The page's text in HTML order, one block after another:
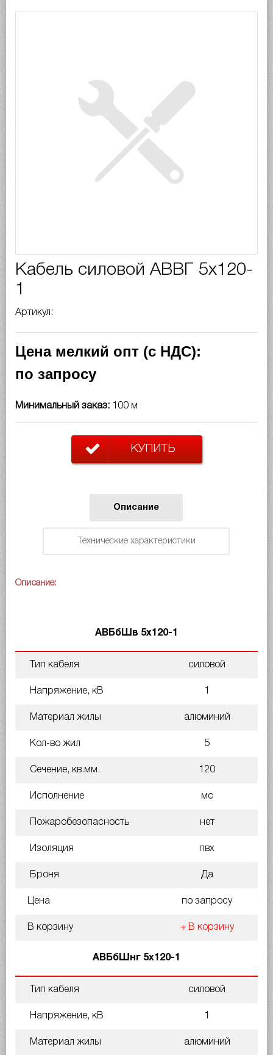
Кабель силовой АВВГ 5х120-
1
Артикул:
Цена мелкий опт (с НДС):
по запросу
Минимальный заказ: 100 м
КУПИТЬ
Описание
Технические характеристики
Описание:
АВБбШв 5х120-1
Тип кабеля силовой
Напряжение, кВ 1
Материал жилы алюминий
Кол-во жил 5
Сечение, кв.мм. 120
Исполнение мс
Пожаробезопасность нет
Изоляция пвх
Броня Да
Цена по запросу
В корзину + В корзину
АВБбШнг 5х120-1
Тип кабеля силовой
Напряжение, кВ 1
Материал жилы алюминий